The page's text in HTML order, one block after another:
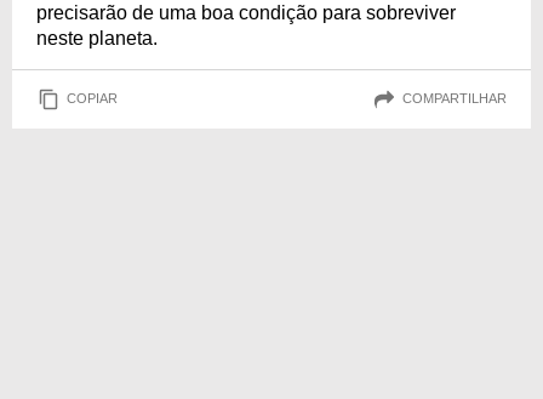
precisarão de uma boa condição para sobreviver
neste planeta.
COPIAR COMPARTILHAR